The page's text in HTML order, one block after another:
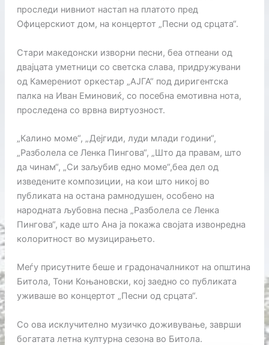
проследи нивниот настап на платото пред
Офицерскиот дом, на концертот „Песни од срцата“.
Стари македонски изворни песни, беа отпеани од
двајцата уметници со светска слава, придружувани
од Камерениот оркестар „АЈГА“ под диригентска
палка на Иван Еминовиќ, со посебна емотивна нота,
проследена со врвна виртуозност.
„Калино моме“, „Дејгиди, луди млади години“,
„Разболела се Ленка Пингова“, „Што да правам, што
да чинам“, „Си заљубив едно моме“,беа дел од
изведените композиции, на кои што никој во
публиката на остана рамнодушен, особено на
народната љубовна песна „Разболела се Ленка
Пингова“, каде што Ана ја покажа својата извонредна
колоритност во музицирањето.
Меѓу присутните беше и градоначалникот на општина
Битола, Тони Коњановски, кој заедно со публиката
уживаше во концертот „Песни од срцата“.
Со ова исклучително музичко доживување, заврши
богатата летна културна сезона во Битола.